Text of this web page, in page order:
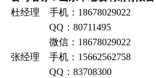
杜经理 手机：18678029022
QQ：80711495
微信：18678029022
张经理 手机：15662562758
QQ：83708300